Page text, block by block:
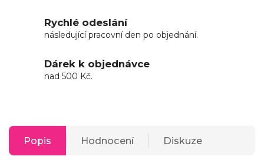
Rychlé odeslání
následující pracovní den po objednání.
Dárek k objednávce
nad 500 Kč.
Popis Hodnocení Diskuze